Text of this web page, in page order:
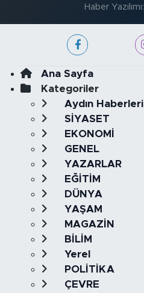
Haber Yazılımı:
Ana Sayfa
Kategoriler
Aydın Haberleri
SİYASET
EKONOMİ
GENEL
YAZARLAR
EĞİTİM
DÜNYA
YAŞAM
MAGAZİN
BİLİM
Yerel
POLİTİKA
ÇEVRE